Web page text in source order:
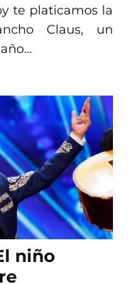
te platicamos la
Claus, un
niño